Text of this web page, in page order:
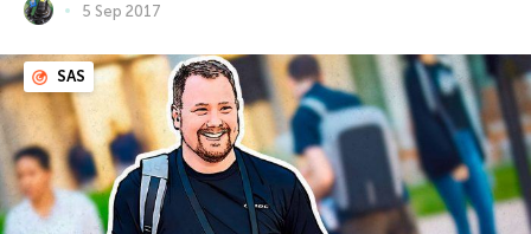
5 Sep 2017
SAS